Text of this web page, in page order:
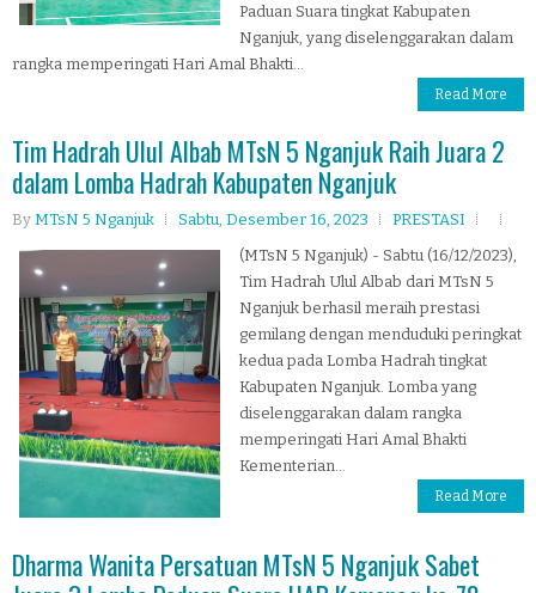
Paduan Suara tingkat Kabupaten
Nganjuk, yang diselenggarakan dalam
rangka memperingati Hari Amal Bhakti...
Read More
Tim Hadrah Ulul Albab MTsN 5 Nganjuk Raih Juara 2
dalam Lomba Hadrah Kabupaten Nganjuk
By MTsN 5 Nganjuk Sabtu, Desember 16, 2023
PRESTASI
(MTsN 5 Nganjuk) - Sabtu (16/12/2023),
Tim Hadrah Ulul Albab dari MTsN 5
Nganjuk berhasil meraih prestasi
gemilang dengan menduduki peringkat
kedua pada Lomba Hadrah tingkat
Kabupaten Nganjuk. Lomba yang
diselenggarakan dalam rangka
memperingati Hari Amal Bhakti
Kementerian...
Read More
Dharma Wanita Persatuan MTsN 5 Nganjuk Sabet